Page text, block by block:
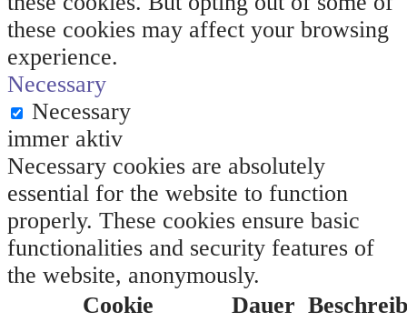
these cookies may affect your browsing
experience.
Necessary
Necessary
immer aktiv
Necessary cookies are absolutely
essential for the website to function
properly. These cookies ensure basic
functionalities and security features of
the website, anonymously.
Cookie
Dauer